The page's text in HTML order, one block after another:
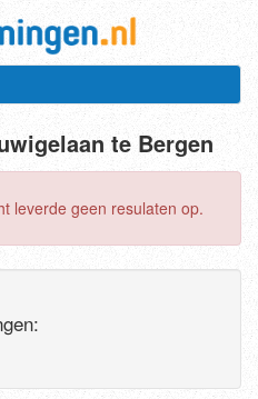
te Bergen
leverde geen resulaten op.